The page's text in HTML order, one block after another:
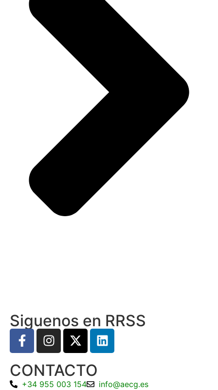
Siguenos en RRSS
CONTACTO
+34 955 003 154
info@aecg.es